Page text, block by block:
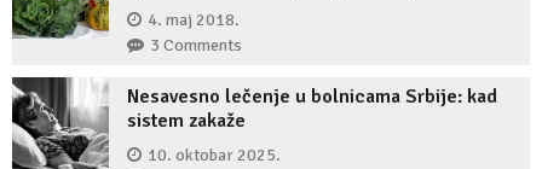
4. maj 2018.
3 Comments
Nesavesno lečenje u bolnicama Srbije: kad
sistem zakaže
10. oktobar 2025.